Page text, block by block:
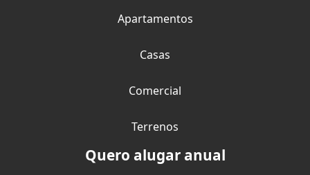
Apartamentos
Casas
Comercial
Terrenos
Quero alugar anual